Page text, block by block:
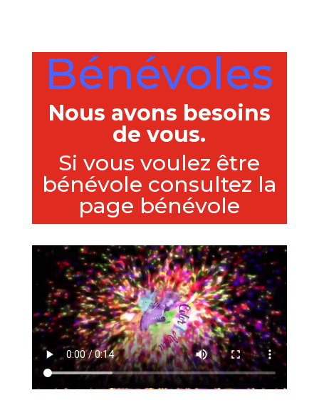
Bénévoles
Nous avons besoins
de vous.
Si vous voulez être
bénévole consultez la
page bénévole